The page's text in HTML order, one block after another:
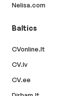
Nelisa.com
Baltics
CVonline.lt
CV.lv
CV.ee